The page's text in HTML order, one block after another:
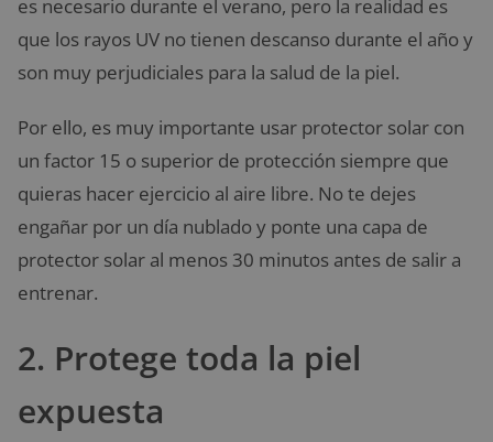
es necesario durante el verano, pero la realidad es
que los rayos UV no tienen descanso durante el año y
son muy perjudiciales para la salud de la piel.
Por ello, es muy importante usar protector solar con
un factor 15 o superior de protección siempre que
quieras hacer ejercicio al aire libre. No te dejes
engañar por un día nublado y ponte una capa de
protector solar al menos 30 minutos antes de salir a
entrenar.
2. Protege toda la piel
expuesta